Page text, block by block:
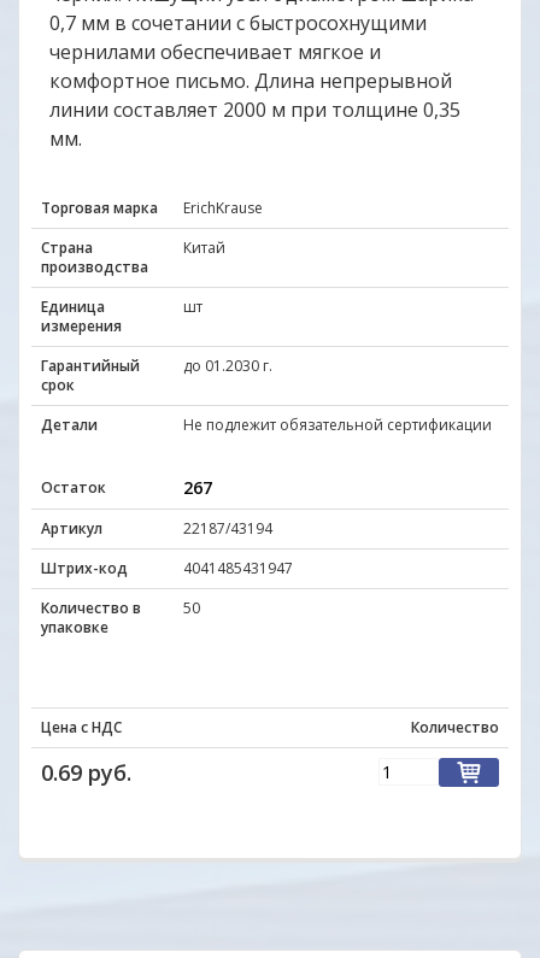
0,7 мм в сочетании с быстросохнущими
чернилами обеспечивает мягкое и
комфортное письмо. Длина непрерывной
линии составляет 2000 м при толщине 0,35
мм.
Торговая марка
ErichKrause
Страна
производства
Китай
Единица
измерения
шт
Гарантийный
срок
до 01.2030 г.
Детали Не подлежит обязательной сертификации
Остаток 267
Артикул
22187/43194
Штрих-код
4041485431947
Количество в
упаковке
50
Цена с НДС Количество
0.69 руб.